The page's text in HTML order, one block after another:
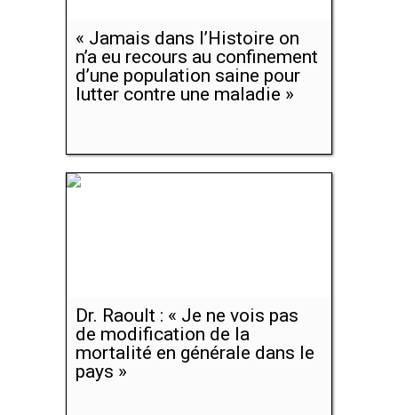
« Jamais dans l’Histoire on
n’a eu recours au confinement
d’une population saine pour
lutter contre une maladie »
Dr. Raoult : « Je ne vois pas
de modification de la
mortalité en générale dans le
pays »